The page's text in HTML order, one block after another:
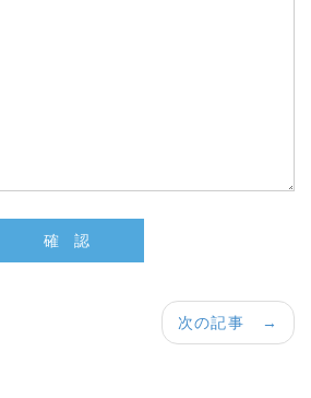
次の記事 →